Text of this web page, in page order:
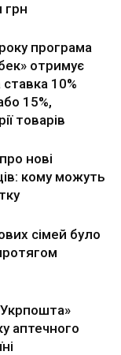
грн
програма
отримує
10%
15%,
товарів
нові
кому можуть
сімей було
аптечного